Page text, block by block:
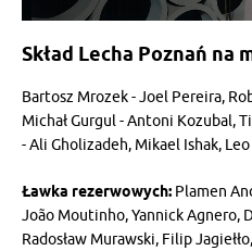
Skład Lecha Poznań na
Bartosz Mrozek - Joel Pereira,
Michał Gurgul - Antoni Kozubal,
- Ali Gholizadeh, Mikael Ishak,
Ławka rezerwowych: Plamen
João Moutinho, Yannick Agnero,
Radosław Murawski, Filip